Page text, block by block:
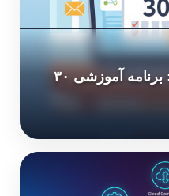
یادگیری ICDL در خانه: برنامه آموزشی ۳۰